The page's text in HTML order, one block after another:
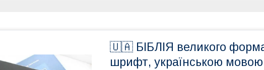
🇺🇦 БІБЛІЯ великого
шрифт, українською мовою